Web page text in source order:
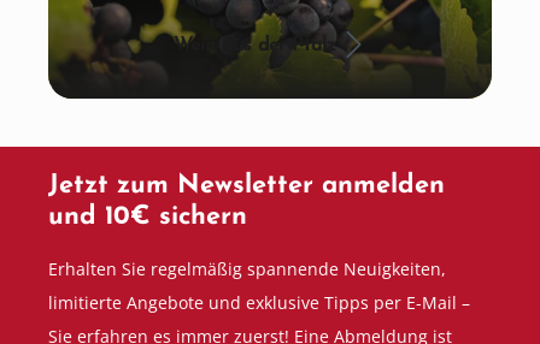
Wein aus der Pfalz
Jetzt zum Newsletter anmelden
und 10€ sichern
Erhalten Sie regelmäßig spannende Neuigkeiten,
limitierte Angebote und exklusive Tipps per E-Mail –
Sie erfahren es immer zuerst! Eine Abmeldung ist